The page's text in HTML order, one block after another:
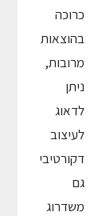
כרוכה
בהוצאות
מרובות,
ניתן
לדאוג
לעיצוב
דקורטיבי
גם
משדרוג